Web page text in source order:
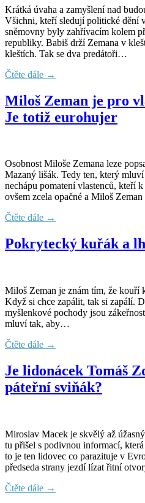
Krátká úvaha a zamyšlení nad
Všichni, kteří sledují politické dění
sněmovny byly zahřívacím kolem
republiky. Babiš drží Zemana v
kleštích. Tak se dva predátoři…
Čtěte dále →
Miloš Zeman je pro
Je totiž eurohujer
Osobnost Miloše Zemana leze
Mazaný lišák. Tedy ten, který
nechápu pomatení vlastenců, kteří
ovšem zcela opačné a Miloš
Čtěte dále →
Pokrytecký kuřák a
Miloš Zeman je znám tím, že kouří
Když si chce zapálit, tak si zapálí.
myšlenkové pochody jsou
mluví tak, aby…
Čtěte dále →
Je lidonácek Tomáš
páteřní sviňák?
Miroslav Macek je skvělý až
tu přišel s podivnou informací,
to je ten lidovec co parazituje v
předseda strany jezdí lízat řitní
Čtěte dále →